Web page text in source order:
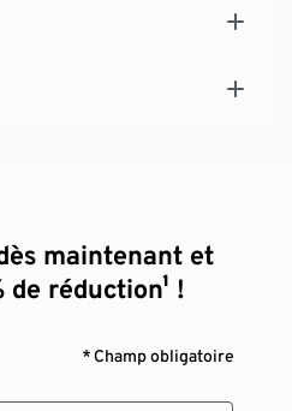
maintenant et
de réduction¹ !
* Champ obligatoire